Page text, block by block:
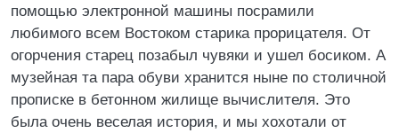
помощью электронной машины посрамили
любимого всем Востоком старика прорицателя. От
огорчения старец позабыл чувяки и ушел босиком. А
музейная та пара обуви хранится ныне по столичной
прописке в бетонном жилище вычислителя. Это
была очень веселая история, и мы хохотали от